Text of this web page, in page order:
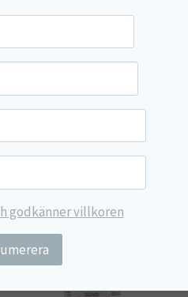
varierad kost.
för små barn.
och ammande.
gillar …
godkänner villkoren